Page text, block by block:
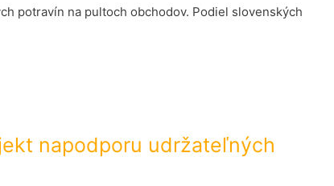
potravín na pultoch obchodov. Podiel slovenských
napodporu udržateľných